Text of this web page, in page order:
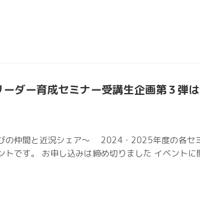
ダー育成セミナー受講生企画第３弾
の仲間と近況シェア～ 2024・2025年度の各セ
です。 お申し込みは締め切りました イベントに